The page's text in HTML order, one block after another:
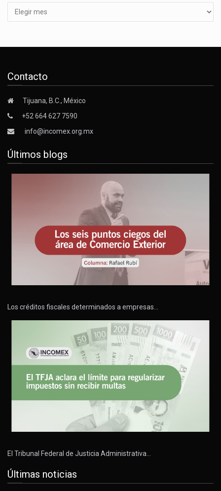
Contacto
Tijuana, B.C., México
+52 664 627 7590
info@incomex.org.mx
Últimos blogs
Los créditos fiscales determinados a empresas…
El Tribunal Federal de Justicia Administrativa…
Últimas noticias